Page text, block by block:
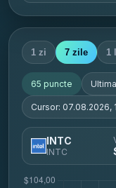
1 zi 7 zile 1
65 puncte
Cursor: 07.08.2026,
INTC
INTC